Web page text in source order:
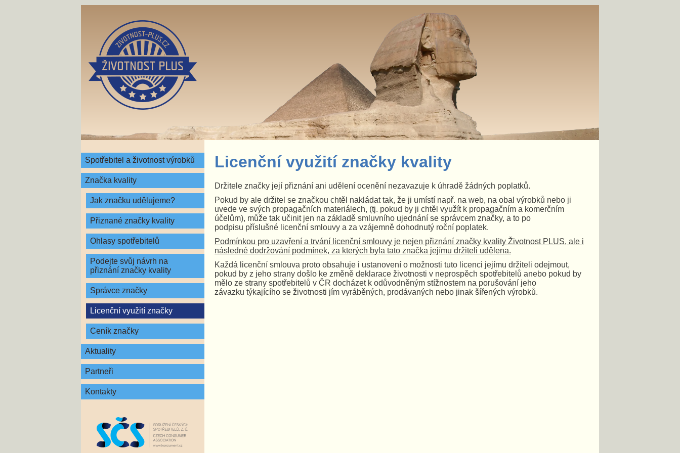
Spotřebitel a životnost výrobků
Značka kvality
Jak značku udělujeme?
Přiznané značky kvality
Ohlasy spotřebitelů
Podejte svůj návrh na
přiznání značky kvality
Správce značky
Licenční využití značky
Ceník značky
Aktuality
Partneři
Kontakty
Licenční využití značky kvality
Držitele značky její přiznání ani udělení ocenění nezavazuje k úhradě žádných poplatků.
Pokud by ale držitel se značkou chtěl nakládat tak, že ji umístí např. na web, na obal výrobků nebo ji
uvede ve svých propagačních materiálech, (tj. pokud by ji chtěl využít k propagačním a komerčním
účelům), může tak učinit jen na základě smluvního ujednání se správcem značky, a to po
podpisu příslušné licenční smlouvy a za vzájemně dohodnutý roční poplatek.
Podmínkou pro uzavření a trvání licenční smlouvy je nejen přiznání značky kvality Životnost PLUS, ale i
následné dodržování podmínek, za kterých byla tato značka jejímu držiteli udělena.
Každá licenční smlouva proto obsahuje i ustanovení o možnosti tuto licenci jejímu držiteli odejmout,
pokud by z jeho strany došlo ke změně deklarace životnosti v neprospěch spotřebitelů anebo pokud by
mělo ze strany spotřebitelů v ČR docházet k odůvodněným stížnostem na porušování jeho
závazku týkajícího se životnosti jím vyráběných, prodávaných nebo jinak šířených výrobků.